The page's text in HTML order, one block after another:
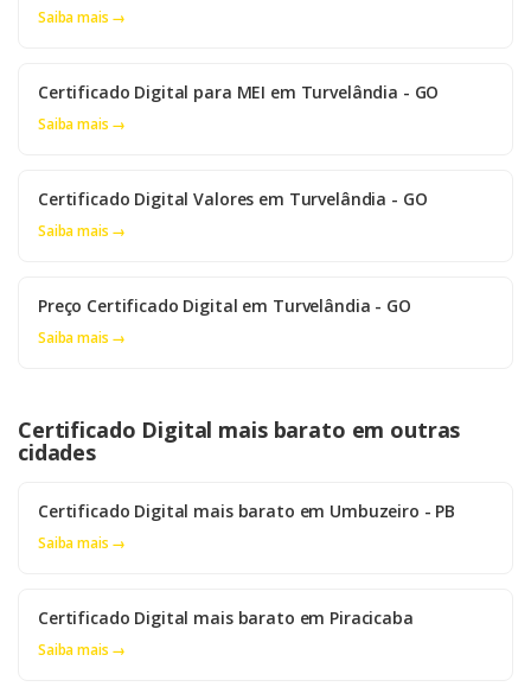
Saiba mais →
Certificado Digital para MEI em Turvelândia - GO
Saiba mais →
Certificado Digital Valores em Turvelândia - GO
Saiba mais →
Preço Certificado Digital em Turvelândia - GO
Saiba mais →
Certificado Digital mais barato em outras
cidades
Certificado Digital mais barato em Umbuzeiro - PB
Saiba mais →
Certificado Digital mais barato em Piracicaba
Saiba mais →